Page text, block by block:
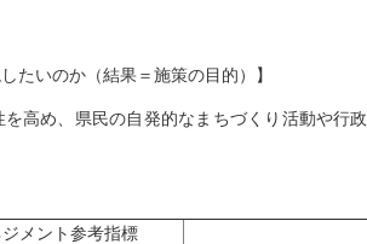
たいのか（結果＝施策の目的）】
高め、県民の自発的なまちづくり活動や行
メント参考指標